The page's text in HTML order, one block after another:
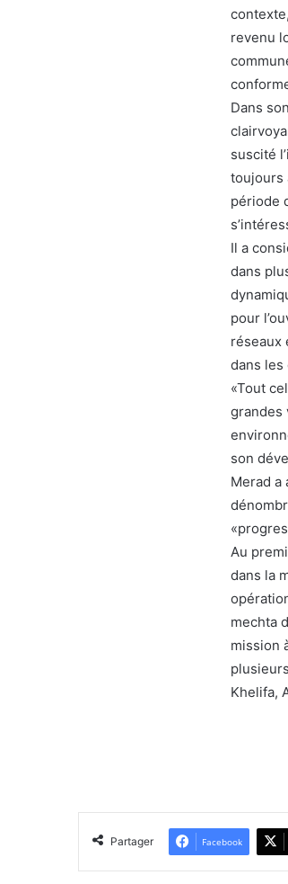
revenu
Dans
suscité
toujours
période
Il a
dans
pour
réseaux
dans les
«Tout
grandes
son
Merad a
Au
dans la
mechta
mission
Khelifa,
Partager Facebook